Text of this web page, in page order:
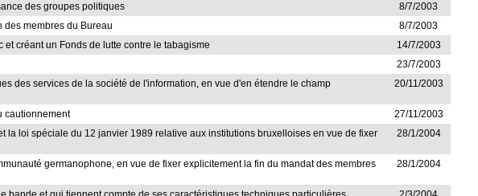
des groupes politiques
8/7/2003
des membres du Bureau
8/7/2003
créant un Fonds de lutte contre le tabagisme
14/7/2003
23/7/2003
des services de la société de l'information, en vue d'en étendre le champ
20/11/2003
cautionnement
27/11/2003
loi spéciale du 12 janvier 1989 relative aux institutions bruxelloises en vue de fixer
28/1/2004
germanophone, en vue de fixer explicitement la fin du mandat des membres
28/1/2004